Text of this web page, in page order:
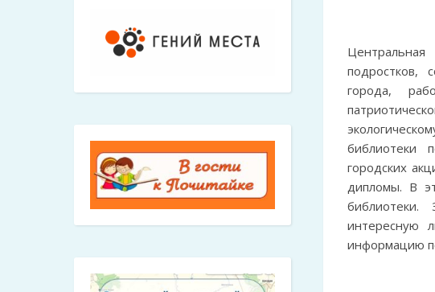
подростков,
города,
библиотеки
городских
дипломы. В
интересную
информацию